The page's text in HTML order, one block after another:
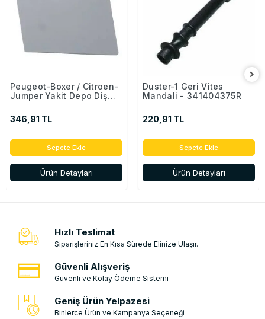
Peugeot-Boxer / Citroen-
Jumper Yakit Depo Diş
1362671080
346,91 TL
Sepete Ekle
Ürün Detayları
Duster-1 Geri Vites
Mandali - 341404375R
220,91 TL
Sepete Ekle
Ürün Detayları
Hızlı Teslimat
Siparişleriniz En Kısa Sürede Elinize Ulaşır.
Güvenli Alışveriş
Güvenli ve Kolay Ödeme Sistemi
Geniş Ürün Yelpazesi
Binlerce Ürün ve Kampanya Seçeneği